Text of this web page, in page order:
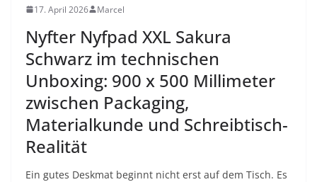
17. April 2026 Marcel
Nyfter Nyfpad XXL Sakura
Schwarz im technischen
Unboxing: 900 x 500 Millimeter
zwischen Packaging,
Materialkunde und Schreibtisch-
Realität
Ein gutes Deskmat beginnt nicht erst auf dem Tisch. Es